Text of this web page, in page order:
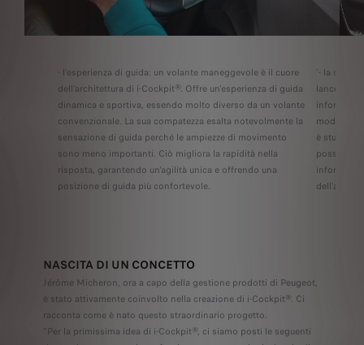
- l'esperienza di guida: un volante maneggevole è il cuore
dell'architettura di i-Cockpit®. Offre un'esperienza di guida
dinamica e sportiva, essendo molto diverso da un volante
convenzionale. La sua compatezza esalta notevolmente la
sensazione di guida perché le ampiezze di movimento
sono meno importanti. Ciò migliora la rapidità nella
risposta, garantendo un'agilità unica e offrendo una
posizione di guida più confortevole.
'- la
lancette a
modo che
è studiata
possibile
NASCITA DI UN CONCETTO
Jérôme Micheron, ora a capo della gestione prodotti di Peugeot,
è stato attivamente coinvolto nella creazione di i-Cockpit®. Ci
racconta come è nato questo straordinario progetto.
"Per la primissima idea di i-Cockpit®, ci siamo posti le seguenti